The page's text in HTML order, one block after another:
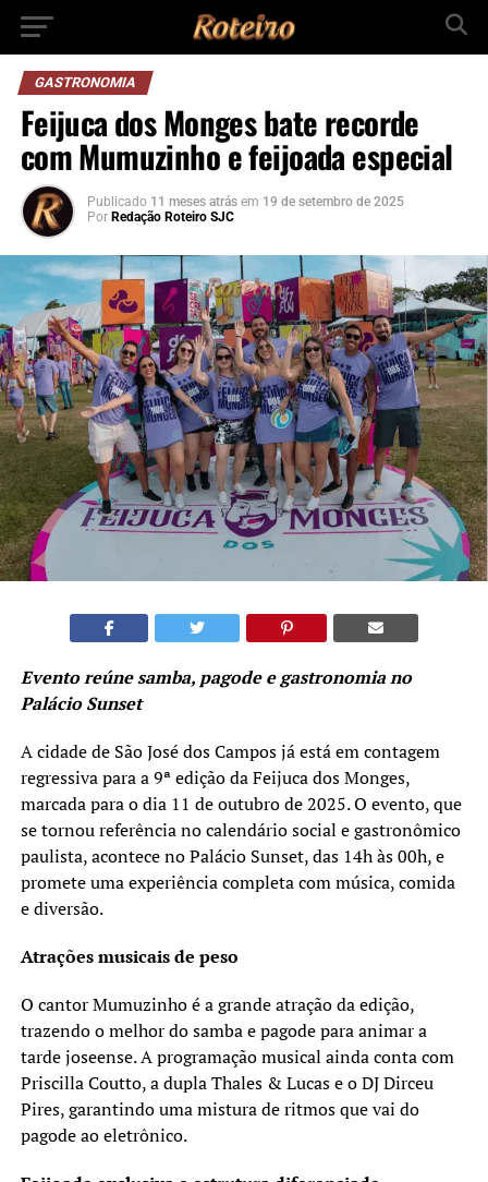
GASTRONOMIA
Feijuca dos Monges bate recorde
com Mumuzinho e feijoada especial
Publicado 11 meses atrás em 19 de setembro de 2025
Por Redação Roteiro SJC
Evento reúne samba, pagode e gastronomia no
Palácio Sunset
A cidade de São José dos Campos já está em contagem
regressiva para a 9ª edição da Feijuca dos Monges,
marcada para o dia 11 de outubro de 2025. O evento, que
se tornou referência no calendário social e gastronômico
paulista, acontece no Palácio Sunset, das 14h às 00h, e
promete uma experiência completa com música, comida
e diversão.
Atrações musicais de peso
O cantor Mumuzinho é a grande atração da edição,
trazendo o melhor do samba e pagode para animar a
tarde joseense. A programação musical ainda conta com
Priscilla Coutto, a dupla Thales & Lucas e o DJ Dirceu
Pires, garantindo uma mistura de ritmos que vai do
pagode ao eletrônico.